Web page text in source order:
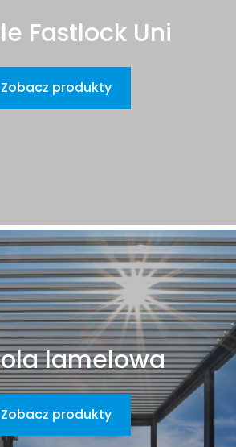
Fastlock Uni
Zobacz produkty
lamelowa
Zobacz produkty